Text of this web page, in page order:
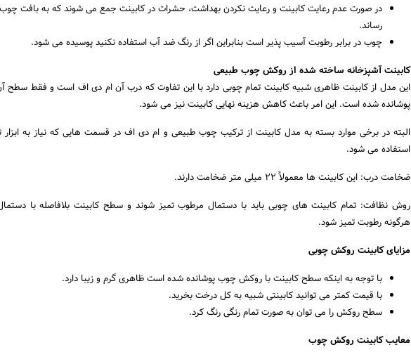
در صورت عدم رعایت کابینت و رعایت نکردن بهداشت، حشرات در کابینت جمع می شوند که به بافت
رساند.
چوب در برابر رطوبت آسیب پذیر است بنابراین اگر از رنگ ضد آب استفاده نکنید پوسیده می شود.
کابینت آشپزخانه ساخته شده از روکش چوب طبیعی
این مدل از کابینت ظاهری شبیه کابینت تمام چوبی دارد با این تفاوت که درب آن ام دی اف است و فقط سطح
پوشانده شده است. این امر باعث کاهش هزینه نهایی کابینت نیز می شود.
البته در برخی موارد بسته به مدل کابینت از ترکیب چوب طبیعی و ام دی اف در قسمت هایی که نیاز به ابزار
استفاده می شود.
ضخامت درب: این کابینت ها معمولاً 22 میلی متر ضخامت دارند.
روش نظافت: تمام کابینت های چوبی باید با دستمال مرطوب تمیز شوند و سطح کابینت بلافاصله با
هرگونه رطوبت تمیز شود.
مزایای کابینت روکش چوبی
با توجه به اینکه سطح کابینت با روکش چوب پوشانده شده است ظاهری گرم و زیبا دارد.
با قیمت کمتر می توانید کابینتی شبیه به کل درخت بخرید.
سطح روکش را می توان به صورت تمام رنگی رنگ کرد.
معایب کابینت روکش چوب